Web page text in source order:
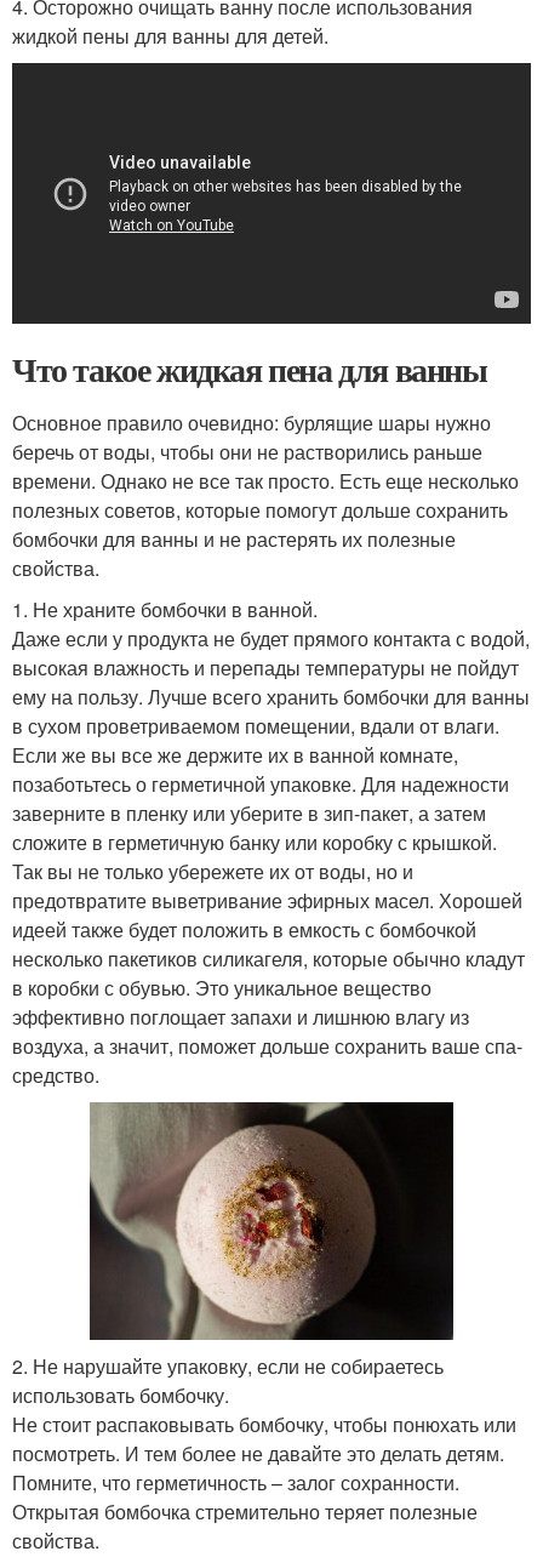
4. Осторожно очищать ванну после использования
жидкой пены для ванны для детей.
Что такое жидкая пена для ванны
Основное правило очевидно: бурлящие шары нужно
беречь от воды, чтобы они не растворились раньше
времени. Однако не все так просто. Есть еще несколько
полезных советов, которые помогут дольше сохранить
бомбочки для ванны и не растерять их полезные
свойства.
1. Не храните бомбочки в ванной.
Даже если у продукта не будет прямого контакта с водой,
высокая влажность и перепады температуры не пойдут
ему на пользу. Лучше всего хранить бомбочки для ванны
в сухом проветриваемом помещении, вдали от влаги.
Если же вы все же держите их в ванной комнате,
позаботьтесь о герметичной упаковке. Для надежности
заверните в пленку или уберите в зип-пакет, а затем
сложите в герметичную банку или коробку с крышкой.
Так вы не только убережете их от воды, но и
предотвратите выветривание эфирных масел. Хорошей
идеей также будет положить в емкость с бомбочкой
несколько пакетиков силикагеля, которые обычно кладут
в коробки с обувью. Это уникальное вещество
эффективно поглощает запахи и лишнюю влагу из
воздуха, а значит, поможет дольше сохранить ваше спа-
средство.
2. Не нарушайте упаковку, если не собираетесь
использовать бомбочку.
Не стоит распаковывать бомбочку, чтобы понюхать или
посмотреть. И тем более не давайте это делать детям.
Помните, что герметичность – залог сохранности.
Открытая бомбочка стремительно теряет полезные
свойства.